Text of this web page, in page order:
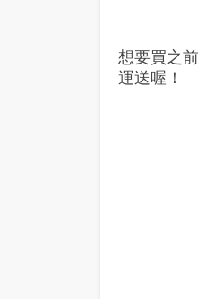
想要買之
運送喔！